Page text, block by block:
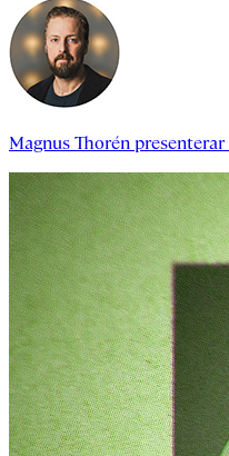
Magnus Thorénpresenterar